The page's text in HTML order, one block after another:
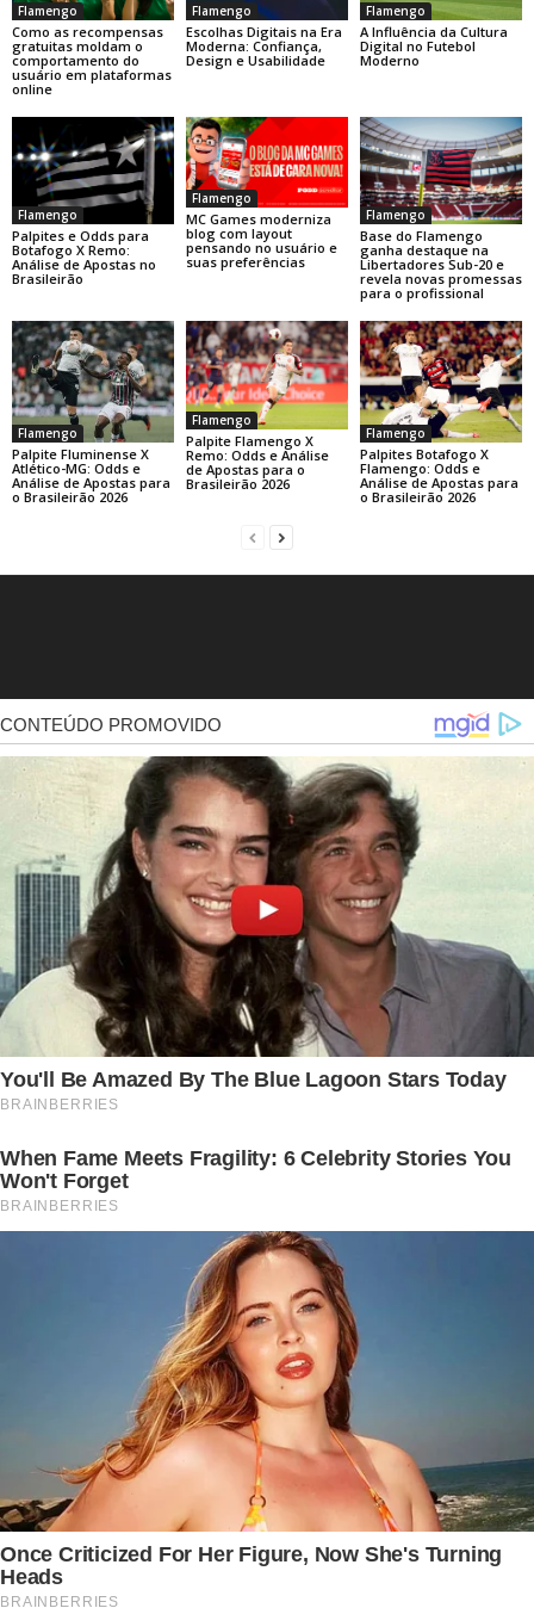
Flamengo
Como as recompensas
gratuitas moldam o
comportamento do
usuário em plataformas
online
Flamengo
Escolhas Digitais na Era
Moderna: Confiança,
Design e Usabilidade
Flamengo
A Influência da Cultura
Digital no Futebol
Moderno
Flamengo
Palpites e Odds para
Botafogo X Remo:
Análise de Apostas no
Brasileirão
Flamengo
MC Games moderniza
blog com layout
pensando no usuário e
suas preferências
Flamengo
Base do Flamengo
ganha destaque na
Libertadores Sub-20 e
revela novas promessas
para o profissional
Flamengo
Palpite Fluminense X
Atlético-MG: Odds e
Análise de Apostas para
o Brasileirão 2026
Flamengo
Palpite Flamengo X
Remo: Odds e Análise
de Apostas para o
Brasileirão 2026
Flamengo
Palpites Botafogo X
Flamengo: Odds e
Análise de Apostas para
o Brasileirão 2026